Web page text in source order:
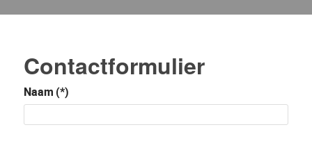
Contactformulier
Naam (*)